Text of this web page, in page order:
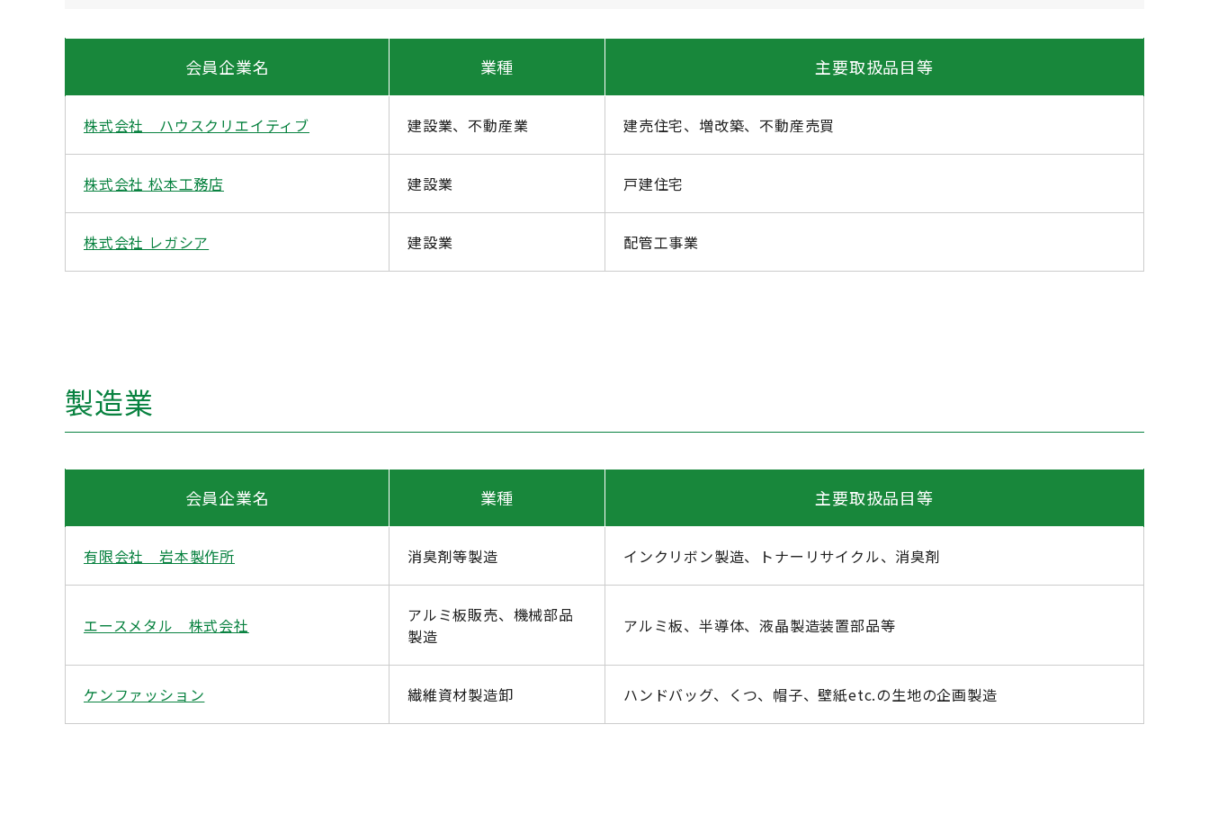
会員企業名 業種 主要取扱品目等
株式会社 ハウスクリエイティブ 建設業、不動産業 建売住宅、増改築、不動産売買
株式会社 松本工務店 建設業 戸建住宅
株式会社 レガシア 建設業 配管工事業
製造業
会員企業名 業種 主要取扱品目等
有限会社 岩本製作所 消臭剤等製造 インクリボン製造、トナーリサイクル、消臭剤
エースメタル 株式会社
アルミ板販売、機械部品
製造
アルミ板、半導体、液晶製造装置部品等
ケンファッション 繊維資材製造卸 ハンドバッグ、くつ、帽子、壁紙etc.の生地の企画製造